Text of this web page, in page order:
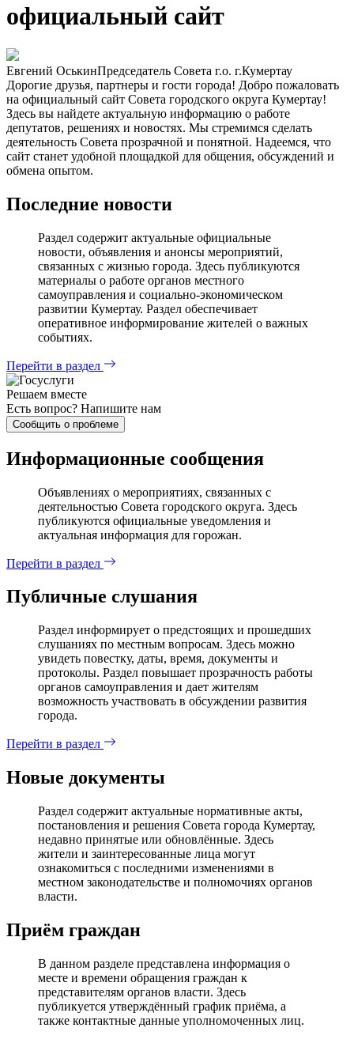
официальный сайт
Евгений ОськинПредседатель Совета г.о. г.Кумертау
Дорогие друзья, партнеры и гости города! Добро пожаловать
на официальный сайт Совета городского округа Кумертау!
Здесь вы найдете актуальную информацию о работе
депутатов, решениях и новостях. Мы стремимся сделать
деятельность Совета прозрачной и понятной. Надеемся, что
сайт станет удобной площадкой для общения, обсуждений и
обмена опытом.
Последние новости
Раздел содержит актуальные официальные
новости, объявления и анонсы мероприятий,
связанных с жизнью города. Здесь публикуются
материалы о работе органов местного
самоуправления и социально-экономическом
развитии Кумертау. Раздел обеспечивает
оперативное информирование жителей о важных
событиях.
Перейти в раздел
Решаем вместе
Есть вопрос? Напишите нам
Сообщить о проблеме
Информационные сообщения
Объявлениях о мероприятиях, связанных с
деятельностью Совета городского округа. Здесь
публикуются официальные уведомления и
актуальная информация для горожан.
Перейти в раздел
Публичные слушания
Раздел информирует о предстоящих и прошедших
слушаниях по местным вопросам. Здесь можно
увидеть повестку, даты, время, документы и
протоколы. Раздел повышает прозрачность работы
органов самоуправления и дает жителям
возможность участвовать в обсуждении развития
города.
Перейти в раздел
Новые документы
Раздел содержит актуальные нормативные акты,
постановления и решения Совета города Кумертау,
недавно принятые или обновлённые. Здесь
жители и заинтересованные лица могут
ознакомиться с последними изменениями в
местном законодательстве и полномочиях органов
власти.
Приём граждан
В данном разделе представлена информация о
месте и времени обращения граждан к
представителям органов власти. Здесь
публикуется утверждённый график приёма, а
также контактные данные уполномоченных лиц.